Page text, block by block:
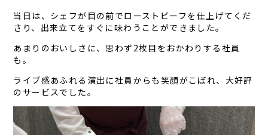
当日は、シェフが目の前でローストビーフを仕上げてくだ
さり、出来立てをすぐに味わうことができました。
あまりのおいしさに、思わず2枚目をおかわりする社員
も。
ライブ感あふれる演出に社員からも笑顔がこぼれ、大好評
のサービスでした。